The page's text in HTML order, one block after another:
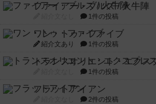
ファイアー・ブルズ / 火牛陣
1件の投稿
ワン・トゥ・ファイブ
紹介文あり 1件の投稿
トランスオリエント・エクス
1件の投稿
フラットアイアン
2件の投稿